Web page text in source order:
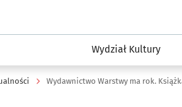
Wydział Kultury
Wydawnictwo Warstwy ma rok.